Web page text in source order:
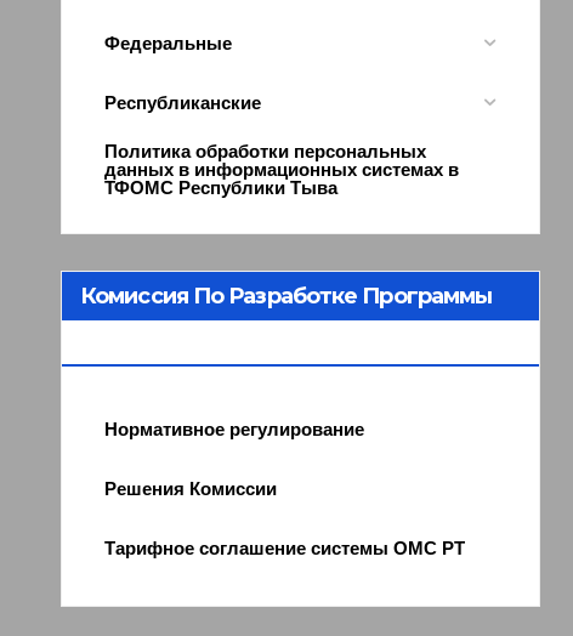
Федеральные
Республиканские
Политика обработки персональных
данных в информационных системах в
ТФОМС Республики Тыва
Комиссия По Разработке Программы
Нормативное регулирование
Решения Комиссии
Тарифное соглашение системы ОМС РТ